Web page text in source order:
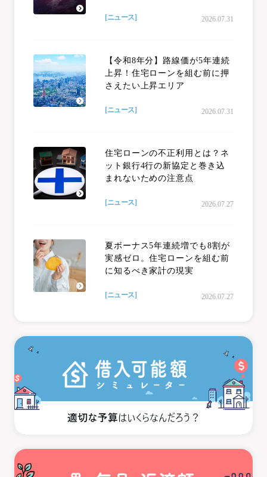
[ニュース] 2026.07.31
【令和8年分】路線価が5年連続
上昇！住宅ローンを組む前に押
さえたい上昇エリア
[ニュース] 2026.07.31
住宅ローンの不正利用とは？ネ
ット銀行4行の新協定と巻き込
まれないための注意点
[ニュース] 2026.07.27
夏ボーナス5年連続増でも8割が
実感ゼロ。住宅ローンを組む前
に知るべき家計の現実
[ニュース] 2026.07.27